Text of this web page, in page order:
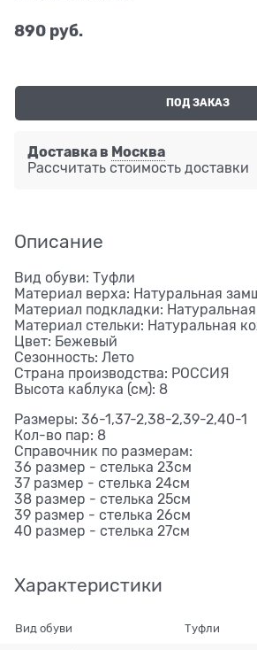
890 руб.
ПОД ЗАКАЗ
Доставка в Москва
Рассчитать стоимость доставки
Описание
Вид обуви: Туфли
Материал верха: Натуральная
Материал подкладки:
Материал стельки: Натуральная
Цвет: Бежевый
Сезонность: Лето
Страна производства: РОССИЯ
Высота каблука (см): 8
Размеры: 36-1,37-2,38-2,39-2,40-1
Кол-во пар: 8
Справочник по размерам:
36 размер - стелька 23см
37 размер - стелька 24см
38 размер - стелька 25см
39 размер - стелька 26см
40 размер - стелька 27см
Характеристики
Вид обуви Туфли